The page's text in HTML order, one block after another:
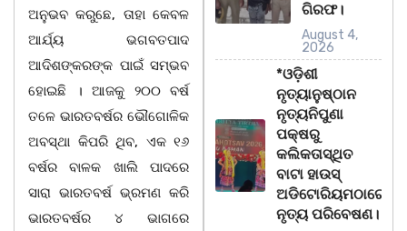
ଅନୁଭବ କରୁଛେ, ତାହା କେବଳ
ଆର୍ଯ୍ୟ ଭଗବତପାଦ
ଆଦିଶଙ୍କରଙ୍କ ପାଇଁ ସମ୍ଭବ
ହୋଇଛି । ଆଜକୁ ୨୦୦ ବର୍ଷ
ତଳେ ଭାରତବର୍ଷର ଭୌଗୋଳିକ
ଅବସ୍ଥା କିପରି ଥିବ, ଏକ ୧୬
ବର୍ଷର ବାଳକ ଖାଲି ପାଦରେ
ସାରା ଭାରତବର୍ଷ ଭ୍ରମଣ କରି
ଭାରତବର୍ଷର ୪ ଭାଗରେ
ଗିରଫ।
August 4,
2026
*ଓଡ଼ିଶୀ
ନୃତ୍ୟାନୁଷ୍ଠାନ
ନୃତ୍ୟନିପୁଣା
ପକ୍ଷରୁ
କଲିକତାସ୍ଥିତ
ବାଟା ହାଉସ୍
ଅଡିଟୋରିୟମଠାରେ
ନୃତ୍ୟ ପରିବେଷଣ।